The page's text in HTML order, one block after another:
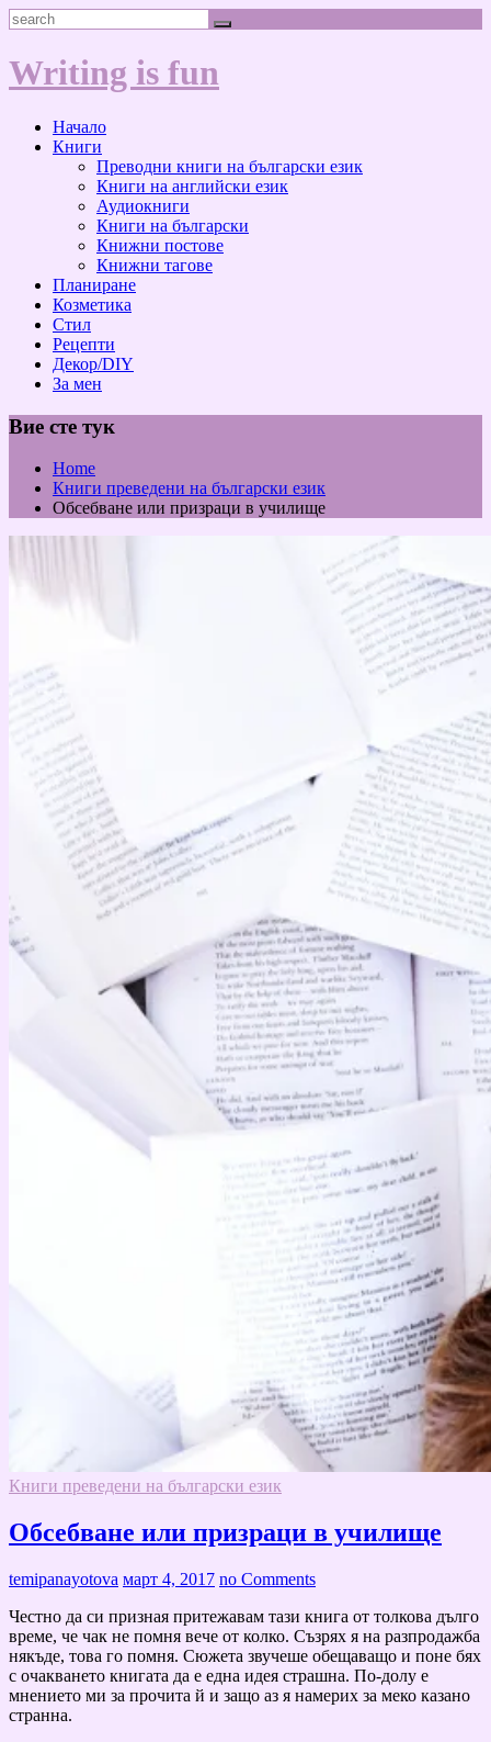
Skip
Search
Writing is fun
Начало
Книги
Преводни книги на български език
Книги на английски език
Аудиокниги
Книги на български
Книжни постове
Книжни тагове
Планиране
Козметика
Стил
Рецепти
Декор/DIY
За мен
Вие сте тук
Home
Книги преведени на български език
Обсебване или призраци в училище
Книги преведени на български език
Обсебване или призраци в училище
temipanayotova март 4, 2017 no Comments
Честно да си призная притежавам тази книга от толкова дълго
време, че чак не помня вече от колко. Съзрях я на разпродажба
някъде, това го помня. Сюжета звучеше обещаващо и поне бях
с очакването книгата да е една идея страшна. По-долу е
мнението ми за прочита й и защо аз я намерих за меко казано
странна.